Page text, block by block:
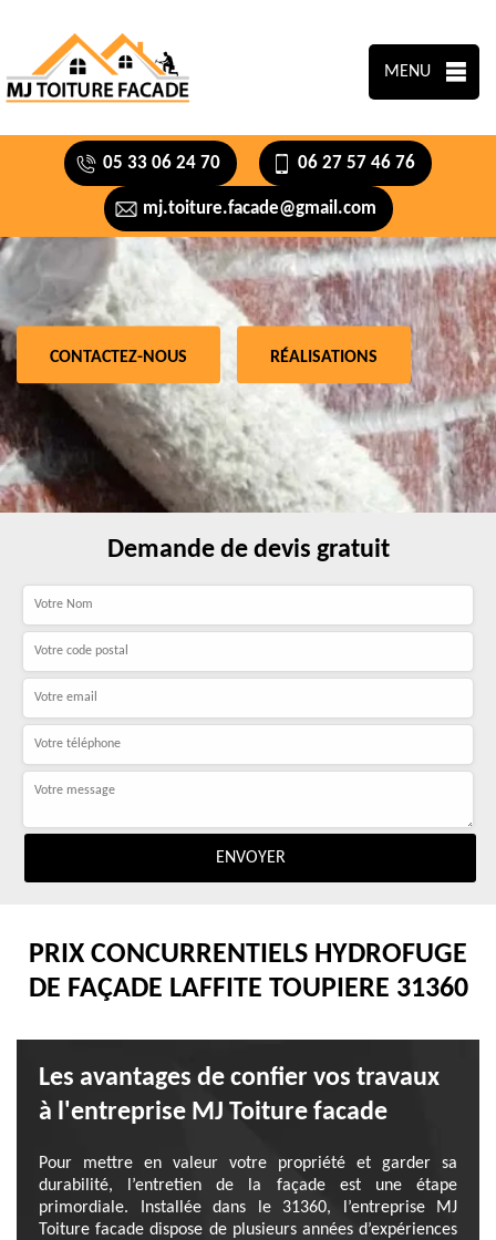
MENU
05 33 06 24 70 06 27 57 46 76
mj.toiture.facade@gmail.com
CONTACTEZ-NOUS RÉALISATIONS
Demande de devis gratuit
PRIX CONCURRENTIELS HYDROFUGE
DE FAÇADE LAFFITE TOUPIERE 31360
Les avantages de confier vos travaux
à l'entreprise MJ Toiture facade
Pour mettre en valeur votre propriété et garder sa
durabilité, l’entretien de la façade est une étape
primordiale. Installée dans le 31360, l’entreprise MJ
Toiture facade dispose de plusieurs années d’expériences